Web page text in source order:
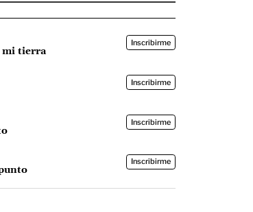
mi tierra
Inscribirme
Inscribirme
Inscribirme
Inscribirme